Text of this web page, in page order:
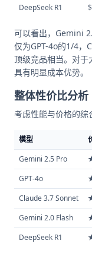
DeepSeek R1
可以看出，Gemini
仅为GPT-4o的1/4
顶级竞品相当。对
具有明显成本优势。
整体性价比分析
考虑性能与价格的综
模型
Gemini 2.5 Pro
GPT-4o
Claude 3.7 Sonnet
Gemini 2.0 Flash
DeepSeek R1